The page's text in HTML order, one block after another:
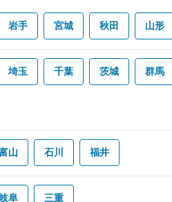
岩手 宮城 秋田 山形
埼玉 千葉 茨城 群馬
山 石川 福井
阜 三重